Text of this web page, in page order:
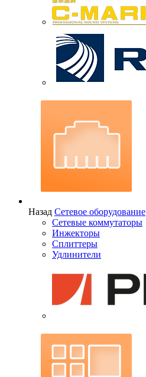
Назад Сетевое оборудование
Сетевые коммутаторы
Инжекторы
Сплиттеры
Удлинители